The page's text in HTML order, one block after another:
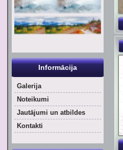
Informācija
Galerija
Noteikumi
Jautājumi un atbildes
Kontakti